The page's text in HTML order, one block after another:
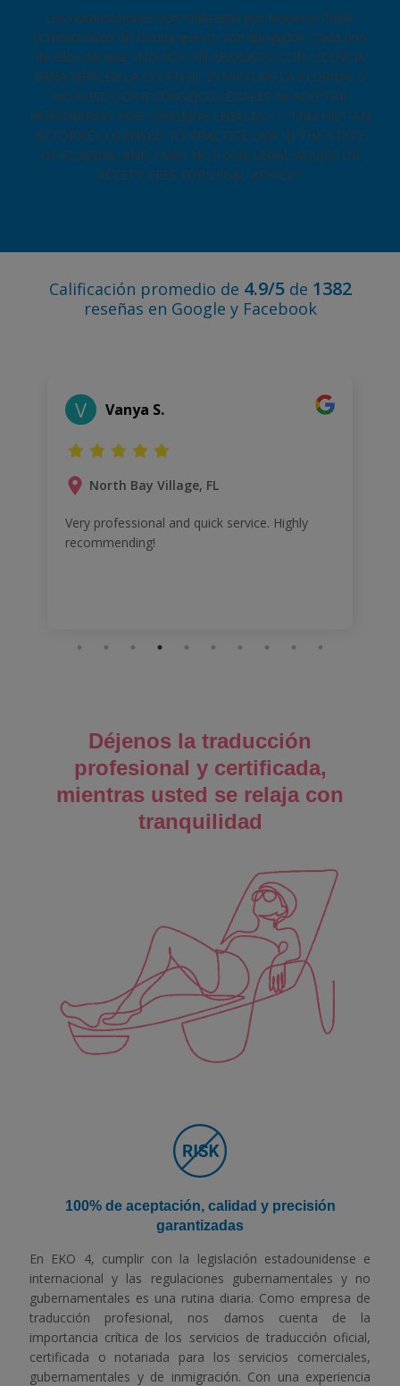
Las notarizaciones son realizadas por Notaries Public
comisionados de Florida que no son abogados. Cada uno
de ellos declara: «NO SOY UN ABOGADO CON LICENCIA
PARA EJERCER LA LEY EN EL ESTADO DE LA FLORIDA, Y
NO PUEDO DAR CONSEJOS LEGALES NI ACEPTAR
HONORARIOS POR CONSEJOS LEGALES.» / "I AM NOT AN
ATTORNEY LICENSED TO PRACTICE LAW IN THE STATE
OF FLORIDA, AND I MAY NOT GIVE LEGAL ADVICE OR
ACCEPT FEES FOR LEGAL ADVICE."
Calificación promedio de 4.9/5de 1382
reseñas en Google y Facebook
V Vanya S.
North Bay Village, FL
Very professional and quick service. Highly
recommending!
Déjenos la traducción
profesional y certificada,
mientras usted se relaja con
tranquilidad
100% de aceptación, calidad y precisión
garantizadas
En EKO 4, cumplir con la legislación estadounidense e
internacional y las regulaciones gubernamentales y no
gubernamentales es una rutina diaria. Como empresa de
traducción profesional, nos damos cuenta de la
importancia crítica de los servicios de traducción oficial,
certificada o notariada para los servicios comerciales,
gubernamentales y de inmigración. Con una experiencia